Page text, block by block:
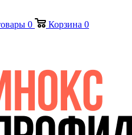
0 Корзина 0